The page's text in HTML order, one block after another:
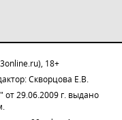
18+
Скворцова Е.В.
29.06.2009 г. выдано